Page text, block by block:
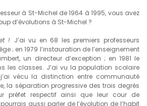
à St-Michel de 1964 à 1995, vous avez
d’évolutions à St-Michel ?
! J’ai vu en 68 les premiers professeurs
; en 1979 l’instauration de l’enseignement
un directeur d’exception ; en 1981 le
les classes. J’ai vu la population scolaire
vécu la distinction entre communauté
la séparation progressive des trois degrés
préfet respectif ainsi que leur cour de
aussi parler de l’évolution de l’habit